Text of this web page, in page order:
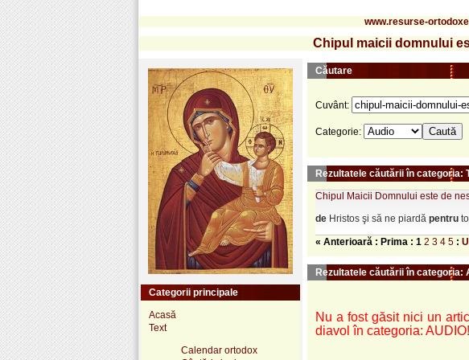
www.resurse-
Chipul maicii domnului
Categorii principale
Acasă
Text
Calendar ortodox
Căutare
Cuvânt:
Categorie:
Rezultatele căutării în categoria:
Chipul Maicii Domnului este de
de Hristos şi să ne piardă pentru
« Anterioară : Prima : 1 2 3 4 5 :
Rezultatele căutării în categoria:
Nu a fost găsit nici un
diavol în categoria: AUDIO!